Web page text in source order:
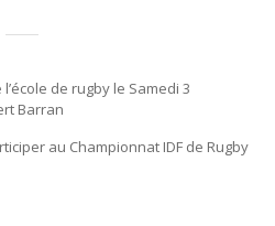
de rugby le Samedi 3
Barran
au Championnat IDF de Rugby